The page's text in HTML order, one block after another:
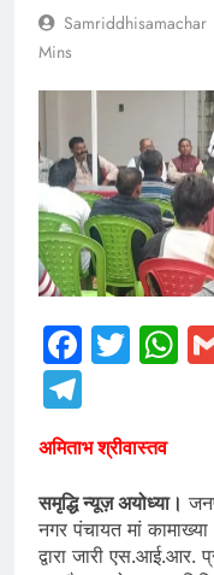
Samriddhisamachar
Mins
अमिताभ श्रीवास्तव
समृद्धि न्यूज़ अयोध्या।
नगर पंचायत मां
द्वारा जारी